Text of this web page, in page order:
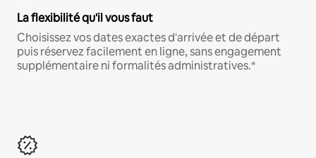
La flexibilité qu'il vous faut
Choisissez vos dates exactes d'arrivée et de départ
puis réservez facilement en ligne, sans engagement
supplémentaire ni formalités administratives.*